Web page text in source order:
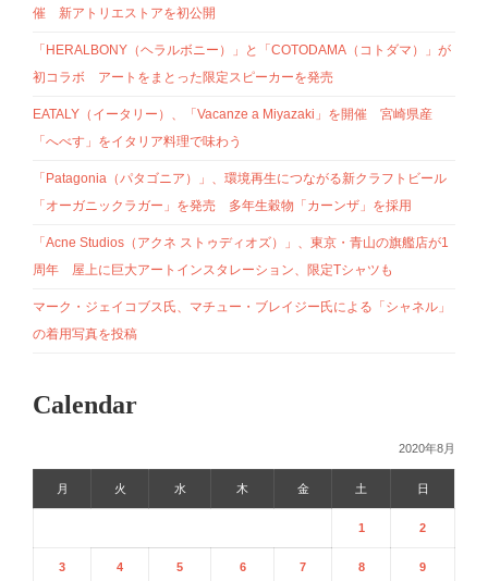
催 新アトリエストアを初公開
「HERALBONY（ヘラルボニー）」と「COTODAMA（コトダマ）」が
初コラボ アートをまとった限定スピーカーを発売
EATALY（イータリー）、「Vacanze a Miyazaki」を開催 宮崎県産
「へべす」をイタリア料理で味わう
「Patagonia（パタゴニア）」、環境再生につながる新クラフトビール
「オーガニックラガー」を発売 多年生穀物「カーンザ」を採用
「Acne Studios（アクネ ストゥディオズ）」、東京・青山の旗艦店が1
周年 屋上に巨大アートインスタレーション、限定Tシャツも
マーク・ジェイコブス氏、マチュー・ブレイジー氏による「シャネル」
の着用写真を投稿
Calendar
2020年8月
月 火 水 木 金 土 日
1 2
3 4 5 6 7 8 9